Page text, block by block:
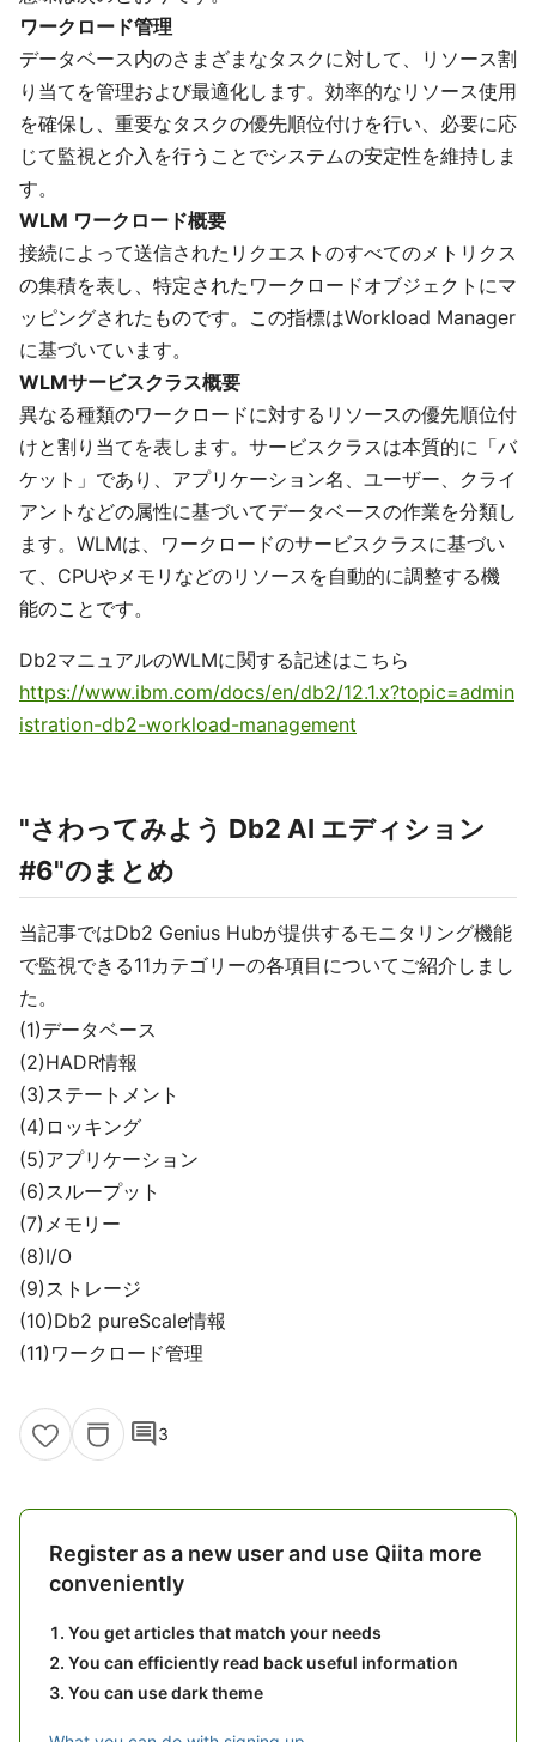
ワークロード管理
データベース内のさまざまなタスクに対して、リソース割
り当てを管理および最適化します。効率的なリソース使用
を確保し、重要なタスクの優先順位付けを行い、必要に応
じて監視と介入を行うことでシステムの安定性を維持しま
す。
WLM ワークロード概要
接続によって送信されたリクエストのすべてのメトリクス
の集積を表し、特定されたワークロードオブジェクトにマ
ッピングされたものです。この指標はWorkload Manager
に基づいています。
WLMサービスクラス概要
異なる種類のワークロードに対するリソースの優先順位付
けと割り当てを表します。サービスクラスは本質的に「バ
ケット」であり、アプリケーション名、ユーザー、クライ
アントなどの属性に基づいてデータベースの作業を分類し
ます。WLMは、ワークロードのサービスクラスに基づい
て、CPUやメモリなどのリソースを自動的に調整する機
能のことです。
Db2マニュアルのWLMに関する記述はこちら
https://www.ibm.com/docs/en/db2/12.1.x?topic=admin
istration-db2-workload-management
"さわってみよう Db2 AI エディション
#6"のまとめ
当記事ではDb2 Genius Hubが提供するモニタリング機能
で監視できる11カテゴリーの各項目についてご紹介しまし
た。
(1)データベース
(2)HADR情報
(3)ステートメント
(4)ロッキング
(5)アプリケーション
(6)スループット
(7)メモリー
(8)I/O
(9)ストレージ
(10)Db2 pureScale情報
(11)ワークロード管理
comment3
Register as a new user and use Qiita more
conveniently
You get articles that match your needs
You can efficiently read back useful information
You can use dark theme